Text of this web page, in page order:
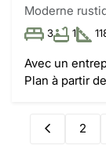
Moderne
3 1
Avec un
Plan à partir de
2